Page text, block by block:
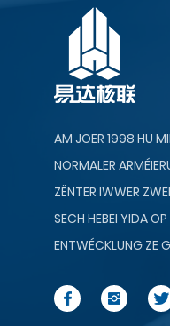
AM JOER 1998 HU
NORMALER
ZËNTER IWWER
SECH HEBEI YIDA
ENTWÉCKLUNG ZE